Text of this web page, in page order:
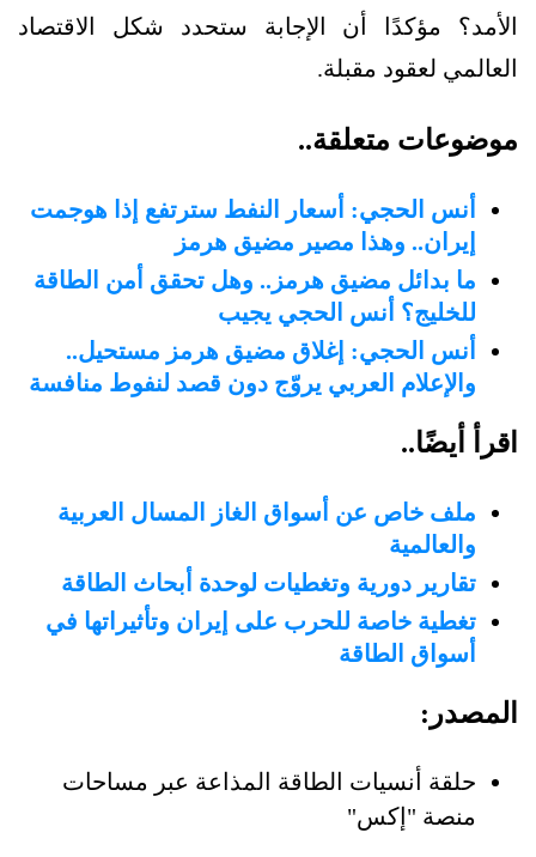
الأمد؟ مؤكدًا أن الإجابة ستحدد شكل الاقتصاد
العالمي لعقود مقبلة.
موضوعات متعلقة..
أنس الحجي: أسعار النفط سترتفع إذا هوجمت
إيران.. وهذا مصير مضيق هرمز
ما بدائل مضيق هرمز.. وهل تحقق أمن الطاقة
للخليج؟ أنس الحجي يجيب
أنس الحجي: إغلاق مضيق هرمز مستحيل..
والإعلام العربي يروّج دون قصد لنفوط منافسة
اقرأ أيضًا..
ملف خاص عن أسواق الغاز المسال العربية
والعالمية
تقارير دورية وتغطيات لوحدة أبحاث الطاقة
تغطية خاصة للحرب على إيران وتأثيراتها في
أسواق الطاقة
المصدر:
حلقة أنسيات الطاقة المذاعة عبر مساحات
منصة "إكس"